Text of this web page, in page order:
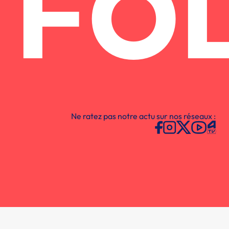
Ne ratez pas notre actu sur nos réseaux :